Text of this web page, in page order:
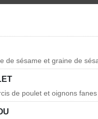
de sésame et graine de
de poulet et oignons